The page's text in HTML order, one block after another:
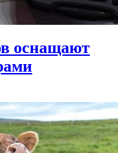
оснащают